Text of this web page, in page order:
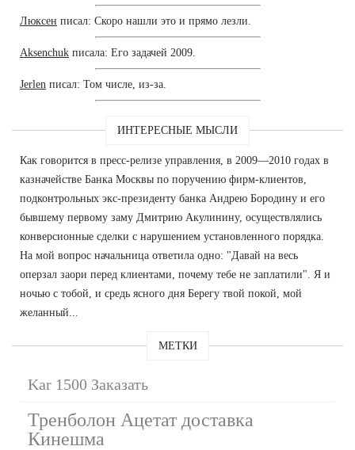
Люксен писал: Скоро нашли это и прямо лезли.
Aksenchuk писала: Его задачей 2009.
Jerlen писал: Том числе, из-за.
ИНТЕРЕСНЫЕ МЫСЛИ
Как говорится в пресс-релизе управления, в 2009—2010 годах в
казначействе Банка Москвы по поручению фирм-клиентов,
подконтрольных экс-президенту банка Андрею Бородину и его
бывшему первому заму Дмитрию Акулинину, осуществлялись
конверсионные сделки с нарушением установленного порядка.
На мой вопрос начальница ответила одно: "Давай на весь
оперзал заори перед клиентами, почему тебе не заплатили". Я и
ночью с тобой, и средь ясного дня Берегу твой покой, мой
желанный...
МЕТКИ
Kar 1500 Заказать
Тренболон Ацетат доставка
Кинешма